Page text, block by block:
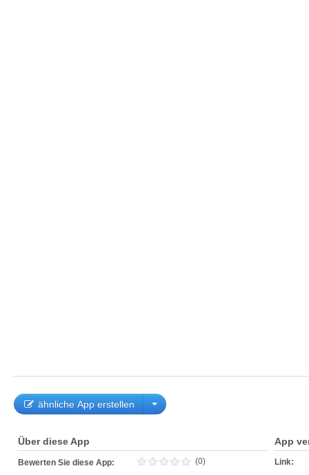
ähnliche App erstellen
Über diese App
Bewerten Sie diese App: (0)
App
Link: